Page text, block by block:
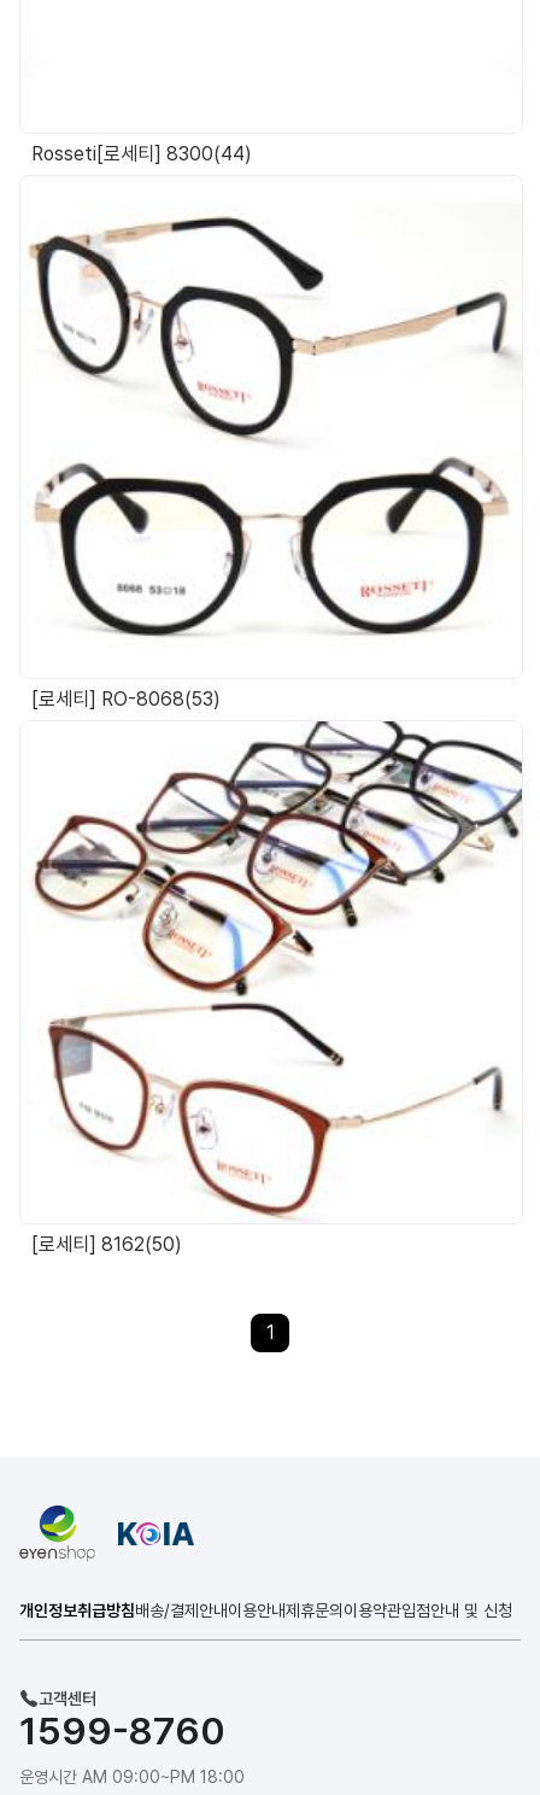
Rosseti[로세티] 8300(44)
[로세티] RO-8068(53)
[로세티] 8162(50)
1
개인정보취급방침배송/결제안내이용안내제휴문의 이용약관입점안내 및 신청
고객센터
1599-8760
운영시간 AM 09:00~PM 18:00